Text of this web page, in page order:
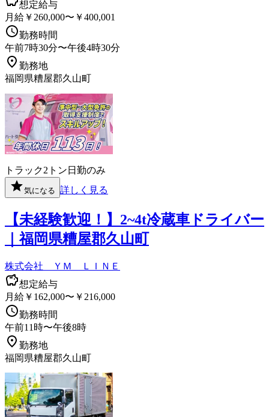
想定給与
月給￥260,000〜￥400,001
勤務時間
午前7時30分〜午後4時30分
勤務地
福岡県糟屋郡久山町
トラック2トン 日勤のみ
気になる 詳しく見る
【未経験歓迎！】2~4t冷蔵車ドライバー
｜福岡県糟屋郡久山町
株式会社 ＹＭ ＬＩＮＥ
想定給与
月給￥162,000〜￥216,000
勤務時間
午前11時〜午後8時
勤務地
福岡県糟屋郡久山町